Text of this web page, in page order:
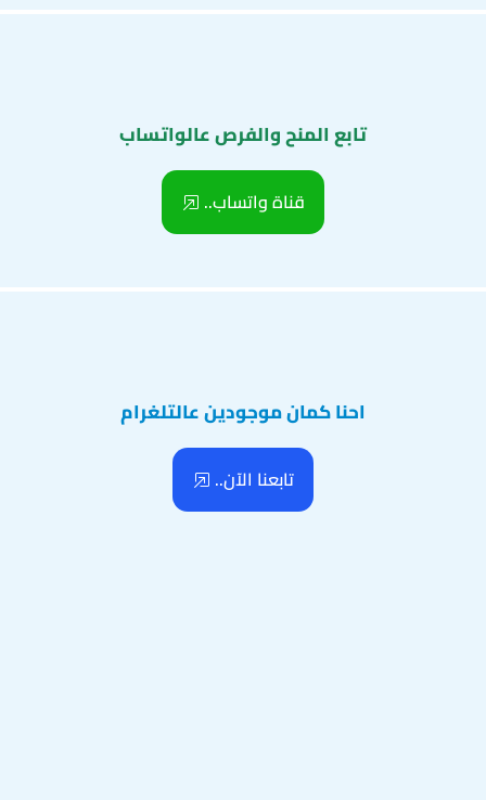
تابع المنح والفرص عالواتساب
قناة واتساب..
احنا كمان موجودين عالتلغرام
تابعنا الآن..